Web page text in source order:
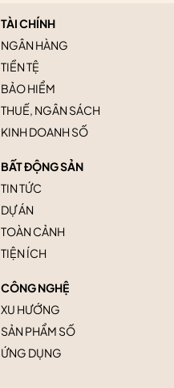
TÀI CHÍNH
NGÂN HÀNG
TIỀN TỆ
BẢO HIỂM
THUẾ, NGÂN SÁCH
KINH DOANH SỐ
BẤT ĐỘNG SẢN
TIN TỨC
DỰ ÁN
TOÀN CẢNH
TIỆN ÍCH
CÔNG NGHỆ
XU HƯỚNG
SẢN PHẨM SỐ
ỨNG DỤNG